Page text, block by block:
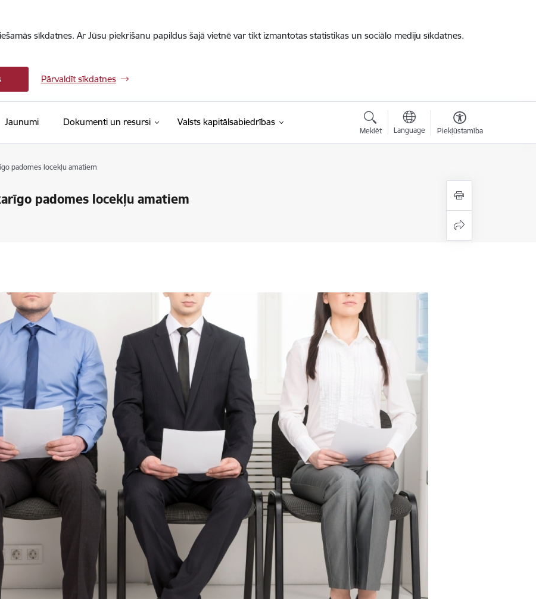
sīkdatnes. Ar Jūsu piekrišanu papildus šajā vietnē var tikt izmantotas statistikas un sociālo mediju sīkdatnes.
Pārvaldīt sīkdatnes
Jaunumi Dokumenti un resursi Valsts kapitālsabiedrības
Meklēt Language Piekļūstamība
padomes locekļu amatiem
padomes locekļu amatiem